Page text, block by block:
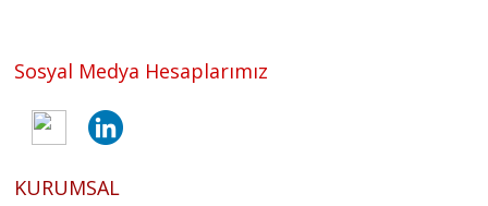
Sosyal Medya Hesaplarımız
KURUMSAL